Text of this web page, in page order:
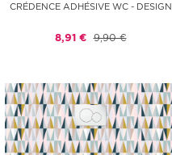
CRÉDENCE ADHÉSIVE WC - DESIGN
8,91 € 9,90 €